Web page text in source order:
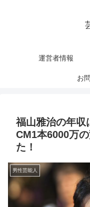
運営者情報
お
福山雅治の年収
CM1本6000万
た！
男性芸能人